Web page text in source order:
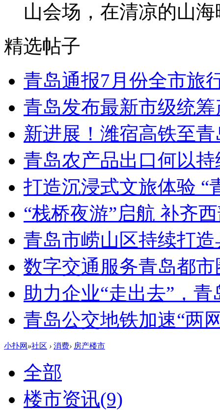
山会场，在清凉的山
精选帖子
青岛通报7月份全市旅
青岛发布最新市级统
新进展！潍宿高铁至
青岛农产品出口何以持
打造沉浸式文旅体验 “
“栈桥夜游”启航 补齐
青岛市崂山区持续打
数字交通服务青岛都
助力企业“走出去”，
青岛公交地铁加速“两
小扑网 »社区 › 消费› 房产楼市
全部
楼市资讯(9)